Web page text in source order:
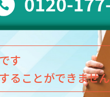
す
ることができません